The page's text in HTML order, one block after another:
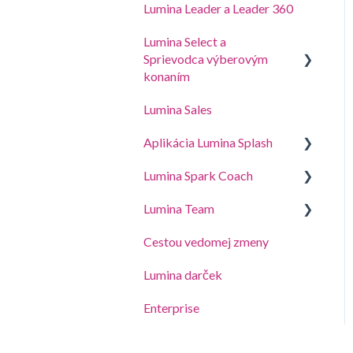
Lumina Leader a Leader 360
Lumina Select a
Sprievodca výberovým
konaním
Sprievodca výberovým
Lumina Select
Lumina Sales
Aplikácia Lumina Splash
Pre účastníkov
Pre konzultantov
Lumina Spark Coach
Guides and Demos
Spark Coach
Spark Coach Plus
Lumina Team
Vytvorte, zobrazte alebo
Cestou vedomej zmeny
Lumina darček
Enterprise